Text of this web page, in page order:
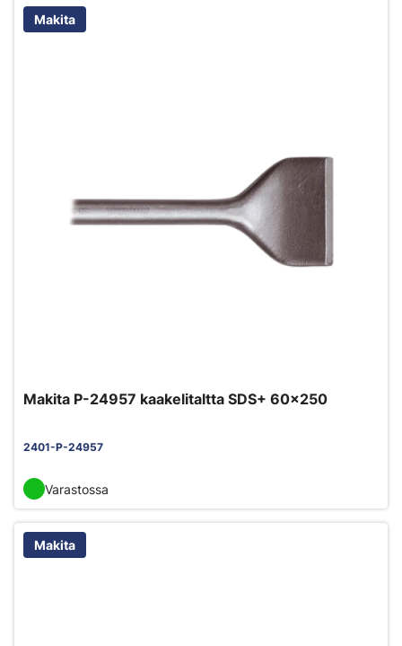
Makita
Makita P-24957 kaakelitaltta SDS+ 60x250
2401-P-24957
Varastossa
Makita